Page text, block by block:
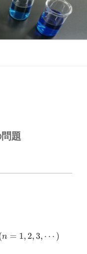
題
n = 1, 2,3, ⋯ )